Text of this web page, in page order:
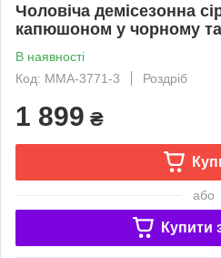
Чоловіча демісезонна
капюшоном у чорному та
В наявності
Код: MMA-3771-3
Роздріб
1 899 ₴
або
Купити